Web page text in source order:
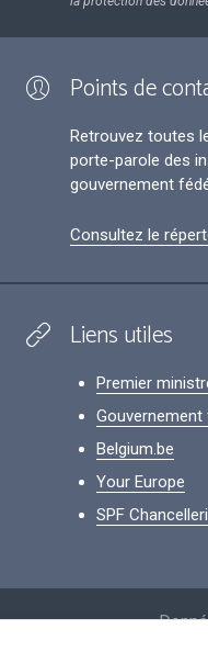
Points de
Retrouvez toutes
porte-parole des
gouvernement
Consultez le
Liens utiles
Premier
Gouvernement
Belgium.be
Your Europe
SPF